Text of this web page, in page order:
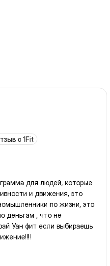
о 1Fit
для людей, которые
и движения, это
по жизни, это
деньгам , что не